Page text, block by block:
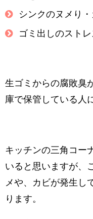
シンクのヌメり
ゴミ出しのスト
生ゴミからの腐敗臭
庫で保管している人
キッチンの三角コー
いると思いますが、
メや、カビが発生し
ります。